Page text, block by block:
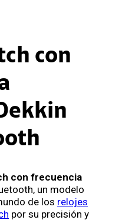
con
con frecuencia
un modelo
de los relojes
por su precisión y